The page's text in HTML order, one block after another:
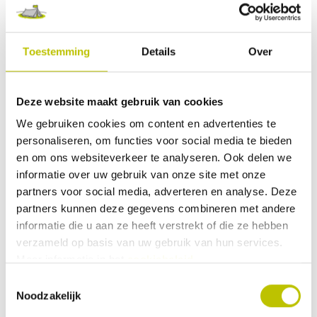
Toestemming Details Over
Deze website maakt gebruik van cookies
We gebruiken cookies om content en advertenties te
personaliseren, om functies voor social media te bieden
en om ons websiteverkeer te analyseren. Ook delen we
informatie over uw gebruik van onze site met onze
partners voor social media, adverteren en analyse. Deze
partners kunnen deze gegevens combineren met andere
informatie die u aan ze heeft verstrekt of die ze hebben
verzameld op basis van uw gebruik van hun services.
Noodzakelijk
het Chlorine Proof Badpak van Ten
Cate Beach kun je onbezorgd een
zonder bang te zijn dat de kleur
namelijk chloorbestendig. Daarnaast
eens heerlijk comfortabel dankzij
de zachte cups. Productkenmerken:
Chloorbestendig Verkrijgbaar in
meerdere kleuren Materiaal:
polyester, 51%gerecycled
59,49
Op voorraad
Thuis binnen 1 werkdag
ten Cate Beach - Chlorine Proof
Badpak Dames
het Chlorine Proof Badpak van Ten
Cate Beach kun je onbezorgd een